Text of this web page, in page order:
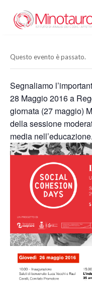
Questo evento è passato.
Segnaliamo
28 Maggio 2016 a
giornata (27 maggio)
della sessione
media nell’educazione.